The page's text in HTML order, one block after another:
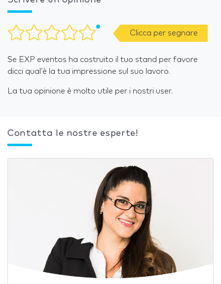
Clicca per segnare
Se EXP eventos ha costruito il tuo stand per favore
dicci qual’è la tua impressione sul suo lavoro.
La tua opinione è molto utile per i nostri user.
Contatta le nostre esperte!